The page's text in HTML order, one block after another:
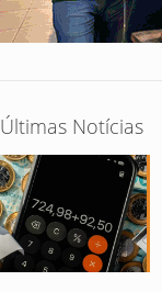
Últimas Notícias